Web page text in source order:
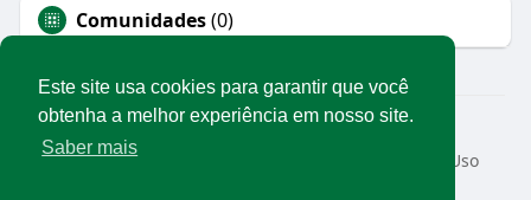
Este site usa cookies para garantir que você
obtenha a melhor experiência em nosso site.
Saber mais
Comunidades(0)
© 2026 Rede Abrasel
Início
Sobre
Termos de Uso